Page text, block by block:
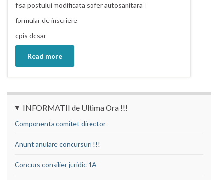
fisa postului modificata sofer autosanitara I
formular de inscriere
opis dosar
Read more
INFORMATII de Ultima Ora !!!
Componenta comitet director
Anunt anulare concursuri !!!
Concurs consilier juridic 1A